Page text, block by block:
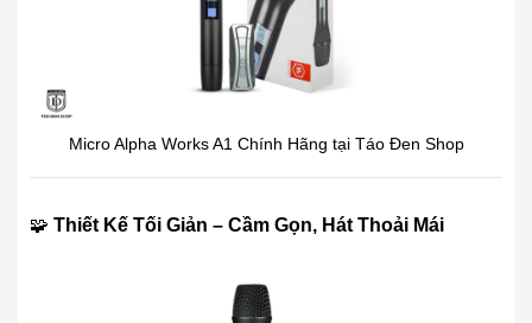
Micro Alpha Works A1 Chính Hãng tại Táo Đen Shop
🧩 Thiết Kế Tối Giản – Cầm Gọn, Hát Thoải Mái